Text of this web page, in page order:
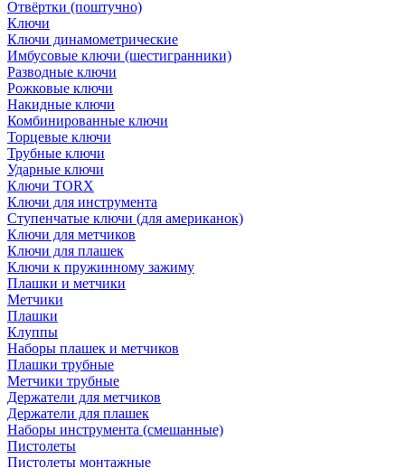
Отвёртки (поштучно)
Ключи
Ключи динамометрические
Имбусовые ключи (шестигранники)
Разводные ключи
Рожковые ключи
Накидные ключи
Комбинированные ключи
Торцевые ключи
Трубные ключи
Ударные ключи
Ключи TORX
Ключи для инструмента
Ступенчатые ключи (для американок)
Ключи для метчиков
Ключи для плашек
Ключи к пружинному зажиму
Плашки и метчики
Метчики
Плашки
Клуппы
Наборы плашек и метчиков
Плашки трубные
Метчики трубные
Держатели для метчиков
Держатели для плашек
Наборы инструмента (смешанные)
Пистолеты
Пистолеты монтажные